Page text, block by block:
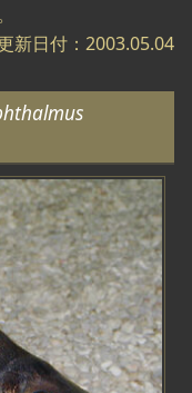
新日付：2003.05.04